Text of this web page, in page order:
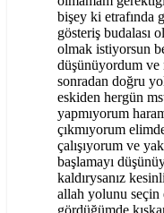
bişey ki etrafında
gösteriş budalası
olmak istiyorsun
düşünüyordum ve
sonradan doğru
eskiden hergün
yapmıyorum
çıkmıyorum
çalışıyorum ve
başlamayı
kaldırysanız
allah yolunu seçin
gördüğümde